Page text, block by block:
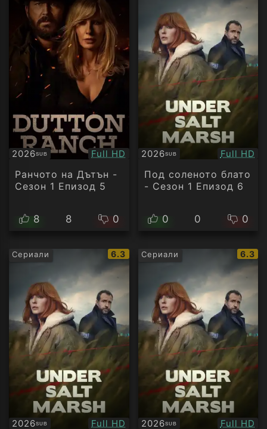
2026SUB
Субтитри Качество:
Full HD
Ранчото на Дътън -
Сезон 1 Епизод 5
8 8 0
2026SUB
Субтитри Full HD
Под соленото блато
- Сезон 1 Епизод 6
0 0 0
Сериали
IMDb
рейтинг:
6.3
2026SUB Качество:
Full HD
Сериали
IMDb
6.3
2026SUB Full HD